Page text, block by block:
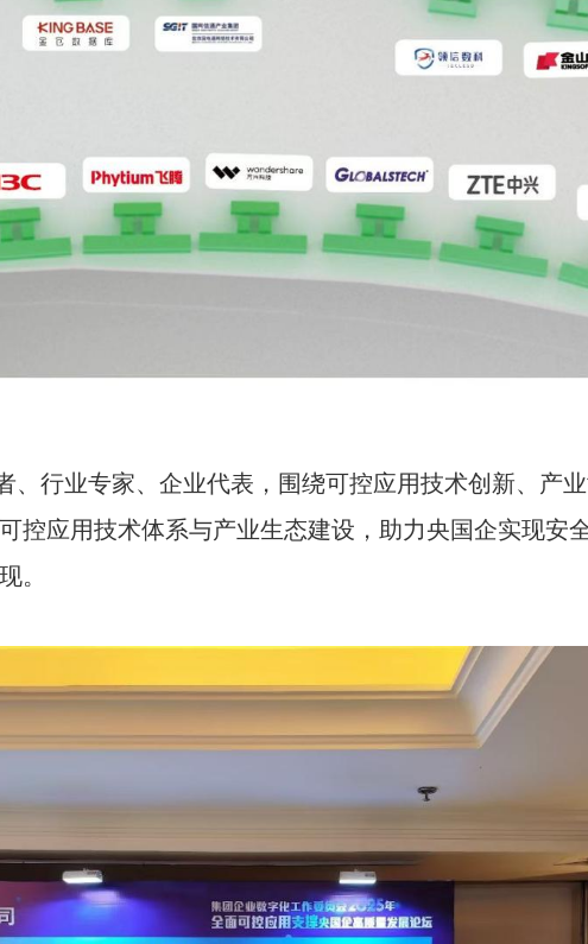
行业专家、企业代表，围绕可控应用技术创新、产
控应用技术体系与产业生态建设，助力央国企实现安
。